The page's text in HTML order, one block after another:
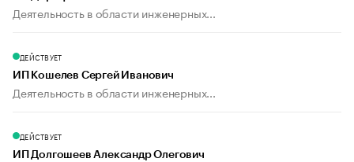
Деятельность в области инженерных...
ДЕЙСТВУЕТ
ИП Кошелев Сергей Иванович
Деятельность в области инженерных...
ДЕЙСТВУЕТ
ИП Долгошеев Александр Олегович